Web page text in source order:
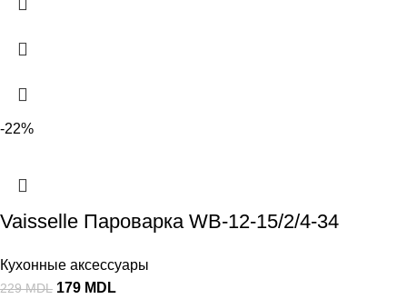
-22%
Vaisselle Пароварка WB-12-15/2/4-34
Кухонные аксессуары
229MDL 179 MDL